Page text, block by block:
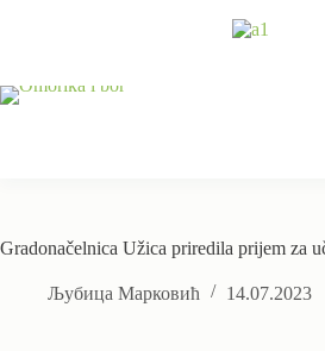
Gradonačelnica Užica priredila prijem za
Љубица Марковић 14.07.2023